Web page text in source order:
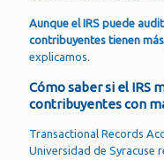
Aunque el IRS puede
contribuyentes tienen
explicamos.
Cómo saber si el IRS
contribuyentes con
Transactional Records
Universidad de Syracuse